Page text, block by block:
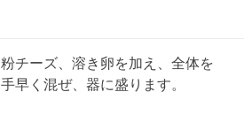
粉チーズ、溶き卵を加え、全体を
手早く混ぜ、器に盛ります。